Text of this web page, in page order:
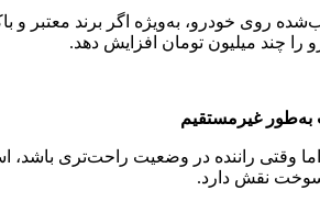
روی خودرو، به‌ویژه اگر برند معتبر و
چند میلیون تومان افزایش دهد.
راننده در وضعیت راحت‌تری باشد،
نقش دارد.